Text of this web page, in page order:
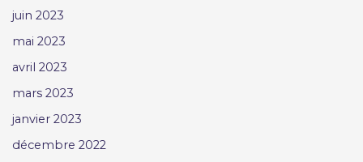
juin 2023
mai 2023
avril 2023
mars 2023
janvier 2023
décembre 2022